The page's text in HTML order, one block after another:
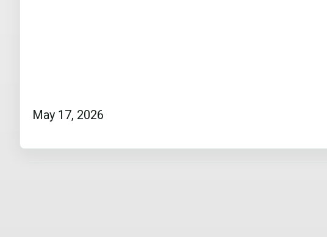
May 17, 2026